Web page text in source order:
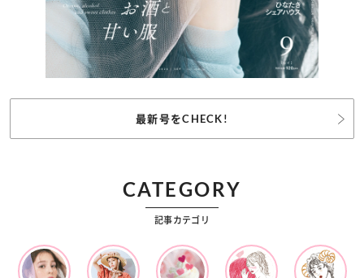
最新号をCHECK!
CATEGORY
記事カテゴリ